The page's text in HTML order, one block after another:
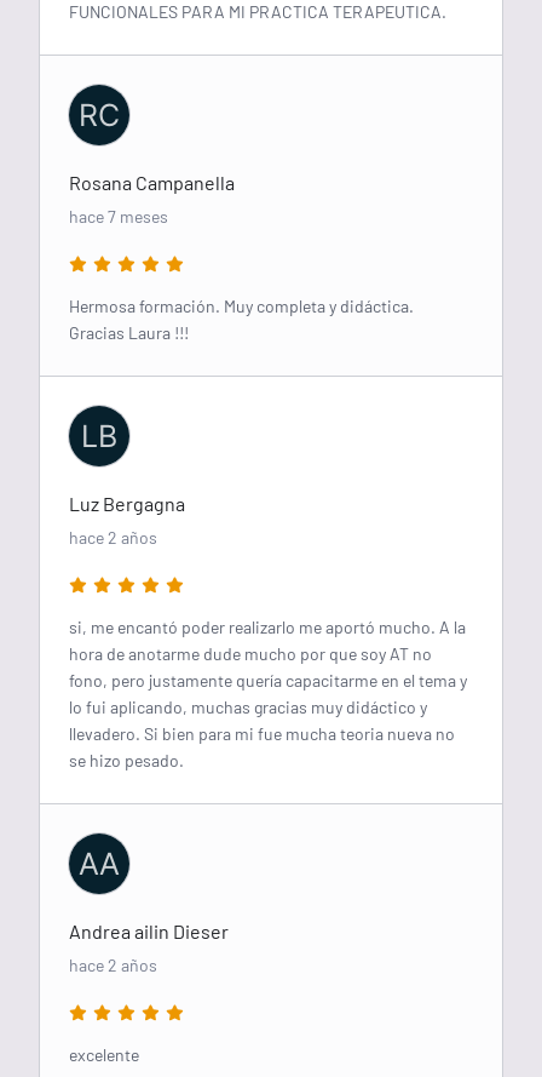
FUNCIONALES PARA MI PRACTICA TERAPEUTICA.
RC
Rosana Campanella
hace 7 meses
Hermosa formación. Muy completa y didáctica.
Gracias Laura !!!
LB
Luz Bergagna
hace 2 años
si, me encantó poder realizarlo me aportó mucho. A la
hora de anotarme dude mucho por que soy AT no
fono, pero justamente quería capacitarme en el tema y
lo fui aplicando, muchas gracias muy didáctico y
llevadero. Si bien para mi fue mucha teoria nueva no
se hizo pesado.
AA
Andrea ailin Dieser
hace 2 años
excelente